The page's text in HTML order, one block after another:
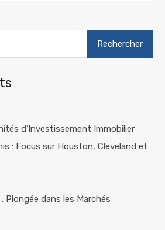
d’Investissement Immobilier
: Focus sur Houston, Cleveland et
: Plongée dans les Marchés